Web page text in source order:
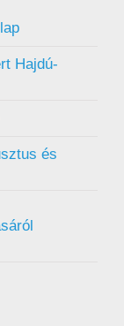
Hajdú-
és